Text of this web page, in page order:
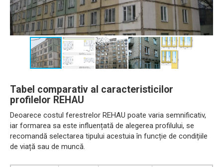
Tabel comparativ al caracteristicilor
profilelor REHAU
Deoarece costul ferestrelor REHAU poate varia semnificativ,
iar formarea sa este influențată de alegerea profilului, se
recomandă selectarea tipului acestuia în funcție de condițiile
de viață sau de muncă.